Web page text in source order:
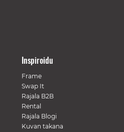
Inspiroidu
Frame
Swap It
Rajala B2B
Rental
Rajala Blogi
Kuvan takana